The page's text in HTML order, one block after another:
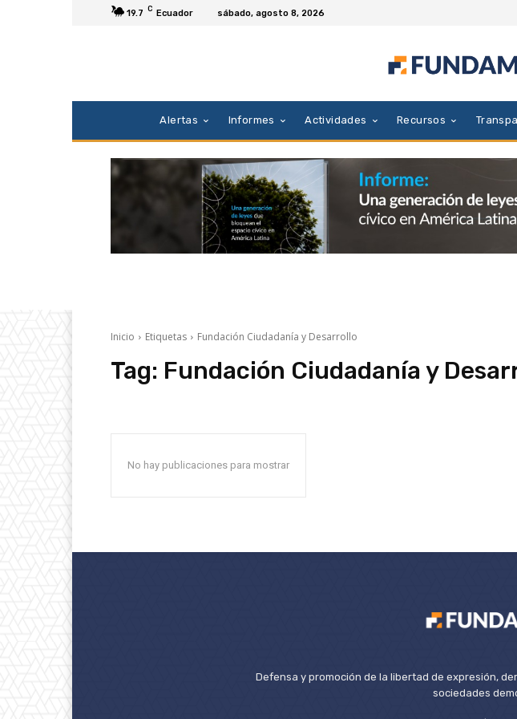
19.7 C Ecuador sábado, agosto 8, 2026
Alertas Informes Actividades Recursos
Inicio Etiquetas Fundación Ciudadanía y Desarrollo
Tag: Fundación Ciudadanía y
No hay publicaciones para mostrar
Defensa y promoción de la libertad de expresión,
sociedades